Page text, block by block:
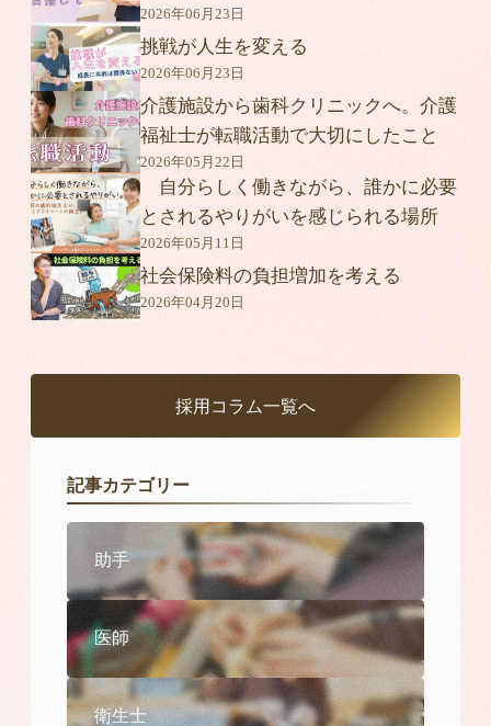
2026年06月23日
挑戦が人生を変える
2026年06月23日
介護施設から歯科クリニックへ。介護
福祉士が転職活動で大切にしたこと
2026年05月22日
自分らしく働きながら、誰かに必要
とされるやりがいを感じられる場所
2026年05月11日
社会保険料の負担増加を考える
2026年04月20日
採用コラム一覧へ
記事カテゴリー
助手
医師
衛生士